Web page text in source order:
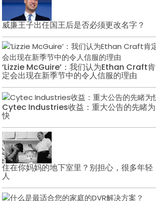
威廉王子出任国王后是否必须更改名字？
‘Lizzie McGuire’：我们认为Ethan Craft肯
定会出现在新季节中的令人信服的理由
Cytec Industries收益：重大公告的先睹为
快
住在你妈妈的地下室里？别担心，很多年轻
人